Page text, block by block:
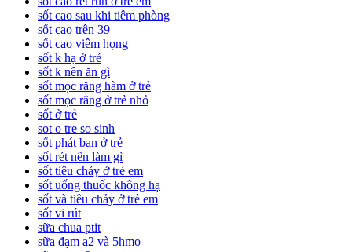
sốt cao sau khi tiêm phòng
sốt cao trên 39
sốt cao viêm họng
sốt k hạ ở trẻ
sốt k nên ăn gì
sốt mọc răng hàm ở trẻ
sốt mọc răng ở trẻ nhỏ
sốt ở trẻ
sot o tre so sinh
sốt phát ban ở trẻ
sốt rét nên làm gì
sốt tiêu chảy ở trẻ em
sốt uống thuốc không hạ
sốt và tiêu chảy ở trẻ em
sốt vi rút
sữa chua ptit
sữa đạm a2 và 5hmo